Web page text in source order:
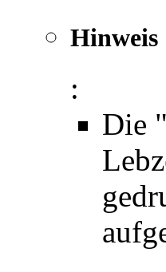
Hinweis
:
Die